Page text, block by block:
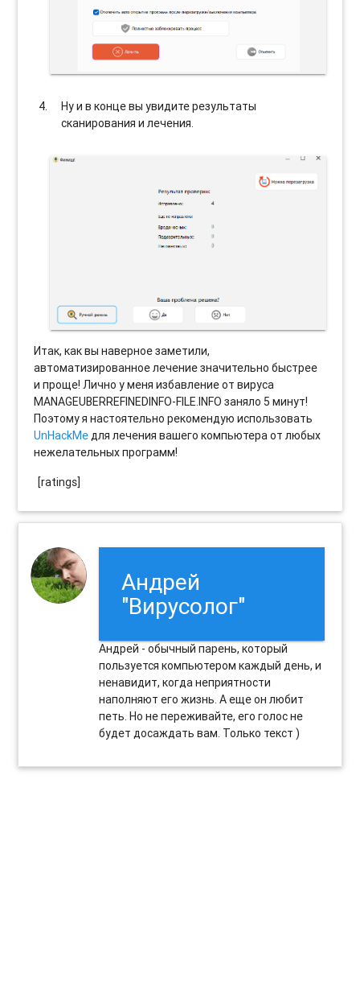
Ну и в конце вы увидите результаты
сканирования и лечения.
Итак, как вы наверное заметили,
автоматизированное лечение значительно быстрее
и проще! Лично у меня избавление от вируса
MANAGEUBERREFINEDINFO-FILE.INFO заняло 5 минут!
Поэтому я настоятельно рекомендую использовать
UnHackMeдля лечения вашего компьютера от любых
нежелательных программ!
[ratings]
Андрей
"Вирусолог"
Андрей - обычный парень, который
пользуется компьютером каждый день, и
ненавидит, когда неприятности
наполняют его жизнь. А еще он любит
петь. Но не переживайте, его голос не
будет досаждать вам. Только текст )